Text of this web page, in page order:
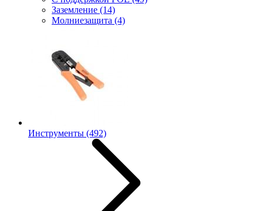
Заземление (14)
Молниезащита (4)
Инструменты (492)